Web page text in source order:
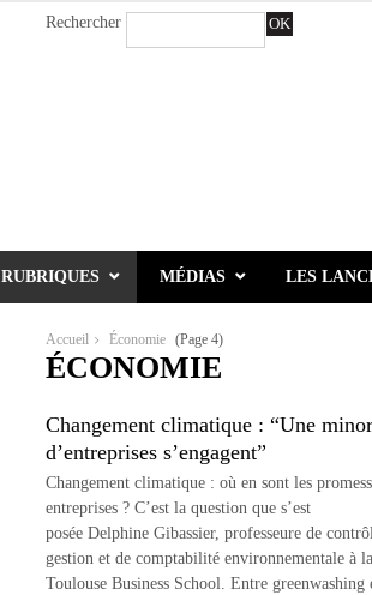
Rechercher OK
RUBRIQUES MÉDIAS LES
Accueil Économie (Page 4)
ÉCONOMIE
Changement climatique : “Une
d’entreprises s’engagent”
Changement climatique : où en sont les
entreprises ? C’est la question que s’est
posée Delphine Gibassier, professeure de
gestion et de comptabilité environnementale à la
Toulouse Business School. Entre greenwashing